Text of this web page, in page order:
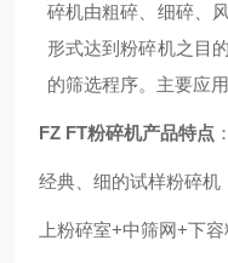
碎机由粗碎、细碎、
形式达到粉碎机之目
的筛选程序。主要应
FZ FT粉碎机产品特点 ：
经典、细的试样粉碎机
上粉碎室+中筛网+下